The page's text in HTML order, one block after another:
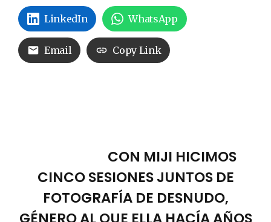
LinkedIn WhatsApp
Email Copy Link
CON MIJI HICIMOS
CINCO SESIONES JUNTOS DE
FOTOGRAFÍA DE DESNUDO,